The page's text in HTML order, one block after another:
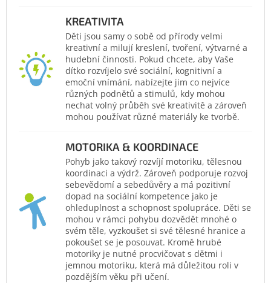
KREATIVITA
Děti jsou samy o sobě od přírody velmi
kreativní a milují kreslení, tvoření, výtvarné a
hudební činnosti. Pokud chcete, aby Vaše
dítko rozvíjelo své sociální, kognitivní a
emoční vnímání, nabízejte jim co nejvíce
různých podnětů a stimulů, kdy mohou
nechat volný průběh své kreativitě a zároveň
mohou používat různé materiály ke tvorbě.
MOTORIKA & KOORDINACE
Pohyb jako takový rozvíjí motoriku, tělesnou
koordinaci a výdrž. Zároveň podporuje rozvoj
sebevědomí a sebedůvěry a má pozitivní
dopad na sociální kompetence jako je
ohleduplnost a schopnost spolupráce. Děti se
mohou v rámci pohybu dozvědět mnohé o
svém těle, vyzkoušet si své tělesné hranice a
pokoušet se je posouvat. Kromě hrubé
motoriky je nutné procvičovat s dětmi i
jemnou motoriku, která má důležitou roli v
pozdějším věku při učení.